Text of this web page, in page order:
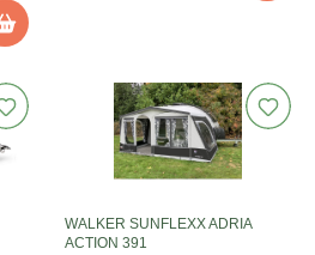
WALKER SUNFLEXX ADRIA
ACTION 391